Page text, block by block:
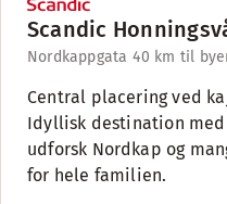
Scandic
Nordkappgata 40 km til
Central placering ved
Idyllisk destination
udforsk Nordkap og
for hele familien.